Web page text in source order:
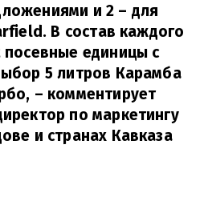
и 2 – для
В состав каждого
посевные единицы с
5 литров Карамба
– комментирует
по маркетингу
и странах Кавказа